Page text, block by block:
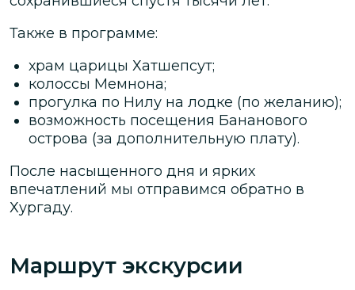
Также в программе:
храм царицы Хатшепсут;
колоссы Мемнона;
прогулка по Нилу на лодке (по желанию);
возможность посещения Бананового
острова (за дополнительную плату).
После насыщенного дня и ярких
впечатлений мы отправимся обратно в
Хургаду.
Маршрут экскурсии